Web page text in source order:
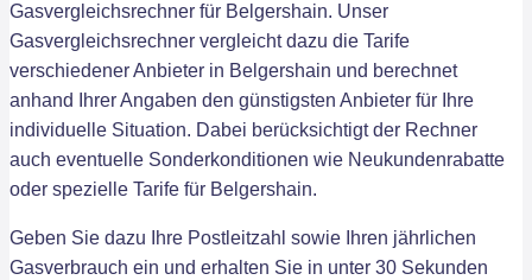
Gasvergleichsrechner für Belgershain. Unser
Gasvergleichsrechner vergleicht dazu die Tarife
verschiedener Anbieter in Belgershain und berechnet
anhand Ihrer Angaben den günstigsten Anbieter für Ihre
individuelle Situation. Dabei berücksichtigt der Rechner
auch eventuelle Sonderkonditionen wie Neukundenrabatte
oder spezielle Tarife für Belgershain.
Geben Sie dazu Ihre Postleitzahl sowie Ihren jährlichen
Gasverbrauch ein und erhalten Sie in unter 30 Sekunden